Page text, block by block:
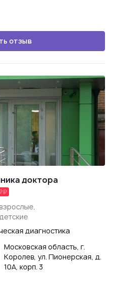
отзыв
доктора
диагностика
Московская область, г.
Королев, ул. Пионерская, д.
10А, корп. 3